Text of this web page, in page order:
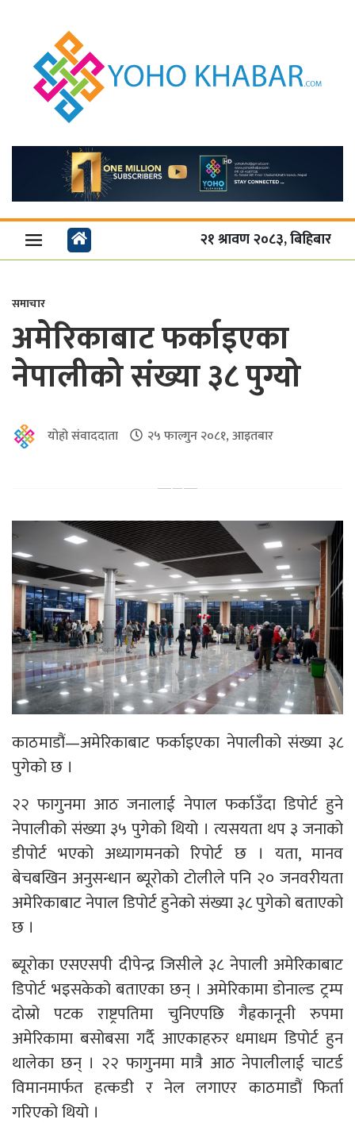
२१ श्रावण २०८३, बिहिबार
समाचार
अमेरिकाबाट फर्काइएका
नेपालीको संख्या ३८ पुग्यो
योहो संवाददाता २५ फाल्गुन २०८१, आइतबार
काठमाडौं—अमेरिकाबाट फर्काइएका नेपालीको संख्या ३८
पुगेको छ ।
२२ फागुनमा आठ जनालाई नेपाल फर्काउँदा डिपोर्ट हुने
नेपालीको संख्या ३५ पुगेको थियो । त्यसयता थप ३ जनाको
डीपोर्ट भएको अध्यागमनको रिपोर्ट छ । यता, मानव
बेचबखिन अनुसन्धान ब्यूरोको टोलीले पनि २० जनवरीयता
अमेरिकाबाट नेपाल डिपोर्ट हुनेको संख्या ३८ पुगेको बताएको
छ ।
ब्यूरोका एसएसपी दीपेन्द्र जिसीले ३८ नेपाली अमेरिकाबाट
डिपोर्ट भइसकेको बताएका छन् । अमेरिकामा डोनाल्ड ट्रम्प
दोस्रो पटक राष्ट्रपतिमा चुनिएपछि गैह्रकानूनी रुपमा
अमेरिकामा बसोबसा गर्दै आएकाहरुर धमाधम डिपोर्ट हुन
थालेका छन् । २२ फागुनमा मात्रै आठ नेपालीलाई चाटर्ड
विमानमार्फत हत्कडी र नेल लगाएर काठमाडौं फिर्ता
गरिएको थियो ।